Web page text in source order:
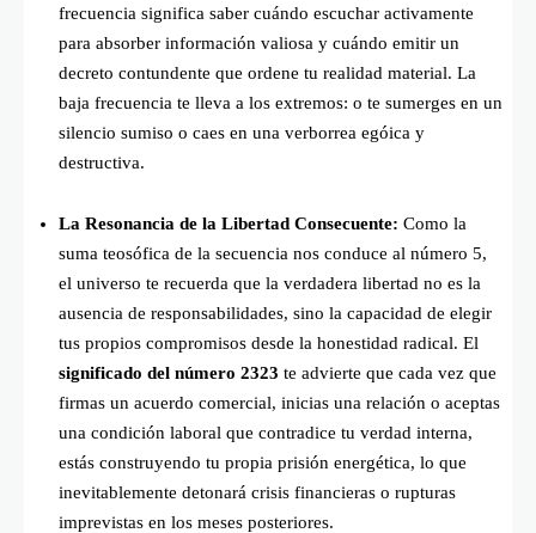
frecuencia significa saber cuándo escuchar activamente
para absorber información valiosa y cuándo emitir un
decreto contundente que ordene tu realidad material. La
baja frecuencia te lleva a los extremos: o te sumerges en un
silencio sumiso o caes en una verborrea egóica y
destructiva.
La Resonancia de la Libertad Consecuente: Como la
suma teosófica de la secuencia nos conduce al número 5,
el universo te recuerda que la verdadera libertad no es la
ausencia de responsabilidades, sino la capacidad de elegir
tus propios compromisos desde la honestidad radical. El
significado del número 2323 te advierte que cada vez que
firmas un acuerdo comercial, inicias una relación o aceptas
una condición laboral que contradice tu verdad interna,
estás construyendo tu propia prisión energética, lo que
inevitablemente detonará crisis financieras o rupturas
imprevistas en los meses posteriores.